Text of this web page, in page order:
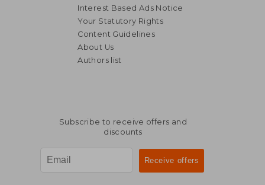
Interest Based Ads Notice
Your Statutory Rights
Content Guidelines
About Us
Authors list
Subscribe to receive offers and
discounts